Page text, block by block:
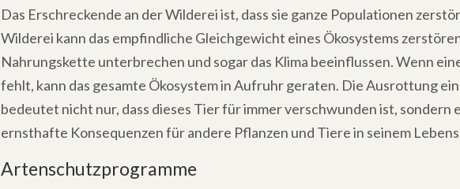
Das Erschreckende an der Wilderei ist, dass sie ganze Populationen
Wilderei kann das empfindliche Gleichgewicht eines Ökosystems
Nahrungskette unterbrechen und sogar das Klima beeinflussen. Wenn
fehlt, kann das gesamte Ökosystem in Aufruhr geraten. Die Ausrottung
bedeutet nicht nur, dass dieses Tier für immer verschwunden ist, sondern
ernsthafte Konsequenzen für andere Pflanzen und Tiere in seinem
Artenschutzprogramme